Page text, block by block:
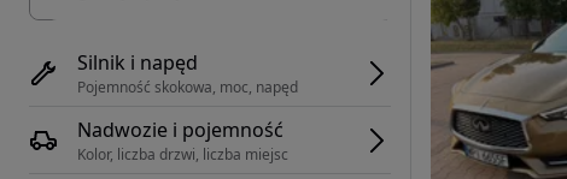
Silnik i napęd
Pojemność skokowa, moc, napęd
Nadwozie i pojemność
Kolor, liczba drzwi, liczba miejsc